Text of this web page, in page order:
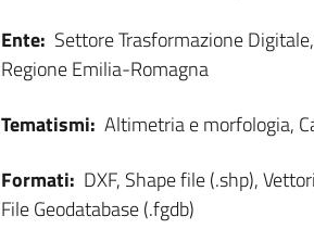
Ente: Settore Trasformazione
Regione Emilia-Romagna
Tematismi: Altimetria e morfologia,
Formati: DXF, Shape file (.shp),
File Geodatabase (.fgdb)